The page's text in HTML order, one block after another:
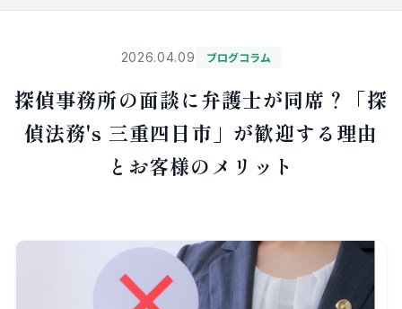
2026.04.09 ブログコラム
探偵事務所の面談に弁護士が同席？「探
偵法務's 三重四日市」が歓迎する理由
とお客様のメリット